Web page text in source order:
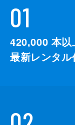
01
420,000 本以
最新レンタル